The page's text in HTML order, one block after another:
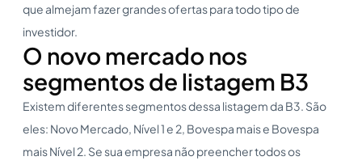
que almejam fazer grandes ofertas para todo tipo de
investidor.
O novo mercado nos
segmentos de listagem B3
Existem diferentes segmentos dessa listagem da B3. São
eles: Novo Mercado, Nível 1 e 2, Bovespa mais e Bovespa
mais Nível 2. Se sua empresa não preencher todos os